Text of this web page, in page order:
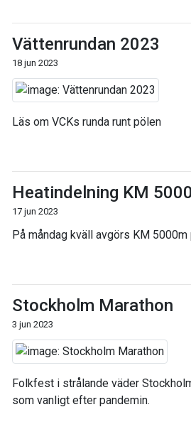
Vättenrundan 2023
18 jun 2023
Läs om VCKs runda runt pölen
Heatindelning KM
17 jun 2023
På måndag kväll avgörs KM
Stockholm Marathon
3 jun 2023
Folkfest i strålande väder
som vanligt efter pandemin.